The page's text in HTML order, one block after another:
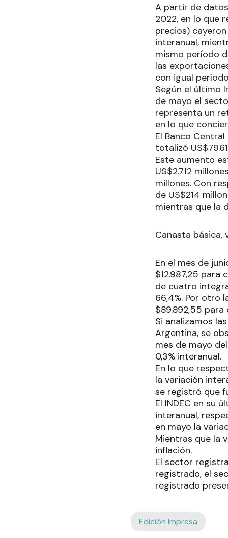
A partir de
2022, en lo que
precios)
interanual,
mismo período
las
con igual
Según el último
de mayo el
representa un
en lo que
El Banco
totalizó
Este aumento
US$2.712
millones. Con
de US$214
mientras que la
Canasta básica,
En el mes de
$12.987,25 para
de cuatro
66,4%. Por otro
$89.892,55 para
Si analizamos
Argentina, se
mes de mayo
0,3% interanual.
En lo que
la variación
se registró que
El INDEC en su
interanual,
en mayo la
Mientras que la
inflación.
El sector
registrado, el
registrado
Edición Impresa